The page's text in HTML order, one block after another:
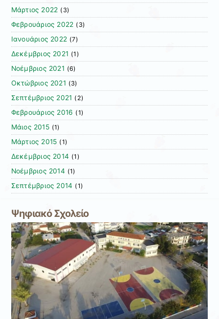
Μάρτιος 2022 (3)
Φεβρουάριος 2022 (3)
Ιανουάριος 2022 (7)
Δεκέμβριος 2021 (1)
Νοέμβριος 2021 (6)
Οκτώβριος 2021 (3)
Σεπτέμβριος 2021 (2)
Φεβρουάριος 2016 (1)
Μάιος 2015(1)
Μάρτιος 2015 (1)
Δεκέμβριος 2014 (1)
Νοέμβριος 2014 (1)
Σεπτέμβριος 2014 (1)
Ψηφιακό Σχολείο